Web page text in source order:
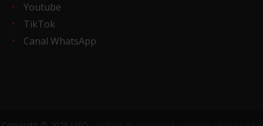
Youtube
TikTok
Canal WhatsApp